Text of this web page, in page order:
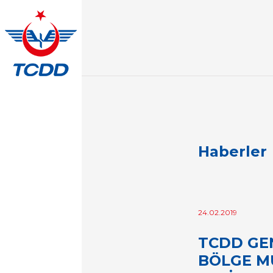
Haberler
24.02.2019
TCDD
BÖLGE